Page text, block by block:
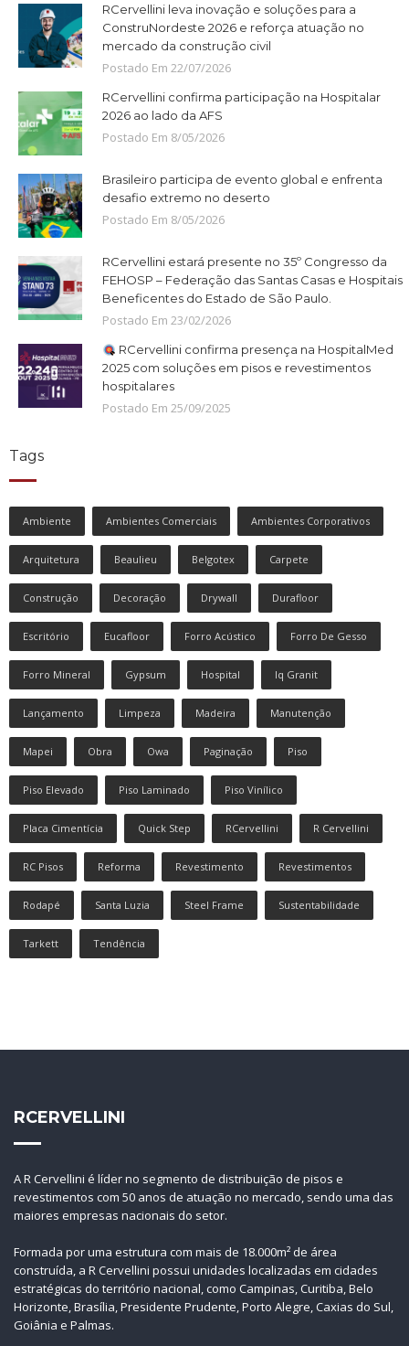
RCervellini leva inovação e soluções para a
ConstruNordeste 2026 e reforça atuação no
mercado da construção civil
Postado Em 22/07/2026
RCervellini confirma participação na Hospitalar
2026 ao lado da AFS
Postado Em 8/05/2026
Brasileiro participa de evento global e enfrenta
desafio extremo no deserto
Postado Em 8/05/2026
RCervellini estará presente no 35º Congresso da
FEHOSP – Federação das Santas Casas e Hospitais
Beneficentes do Estado de São Paulo.
Postado Em 23/02/2026
RCervellini confirma presença na HospitalMed
2025 com soluções em pisos e revestimentos
hospitalares
Postado Em 25/09/2025
Tags
Ambiente Ambientes Comerciais Ambientes Corporativos
Arquitetura Beaulieu Belgotex Carpete
Construção Decoração Drywall Durafloor
Escritório Eucafloor Forro Acústico Forro De Gesso
Forro Mineral Gypsum Hospital Iq Granit
Lançamento Limpeza Madeira Manutenção
Mapei Obra Owa Paginação Piso
Piso Elevado Piso Laminado Piso Vinílico
Placa Cimentícia Quick Step RCervellini R Cervellini
RC Pisos Reforma Revestimento Revestimentos
Rodapé Santa Luzia Steel Frame Sustentabilidade
Tarkett Tendência
RCERVELLINI
A R Cervellini é líder no segmento de distribuição de pisos e
revestimentos com 50 anos de atuação no mercado, sendo uma das
maiores empresas nacionais do setor.
Formada por uma estrutura com mais de 18.000m² de área
construída, a R Cervellini possui unidades localizadas em cidades
estratégicas do território nacional, como Campinas, Curitiba, Belo
Horizonte, Brasília, Presidente Prudente, Porto Alegre, Caxias do Sul,
Goiânia e Palmas.